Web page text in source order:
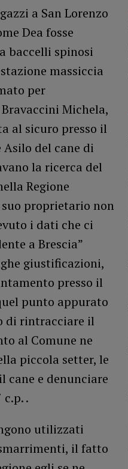
a San Lorenzo
Dea fosse
baccelli spinosi
massiccia
per
Michela,
al sicuro presso il
Asilo del cane di
la ricerca del
Regione
proprietario non
i dati che ci
a Brescia”
giustificazioni,
presso il
punto appurato
di rintracciare il
al Comune ne
piccola setter, le
cane e denunciare
.
utilizzati
il fatto